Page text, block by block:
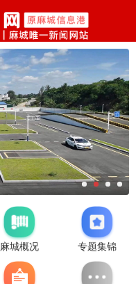
麻城概况 专题集锦